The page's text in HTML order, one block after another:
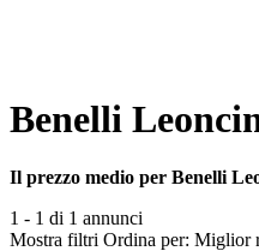
Benelli
Il prezzo medio per Benelli
1 - 1 di 1 annunci
Mostra filtri Ordina per: Miglior